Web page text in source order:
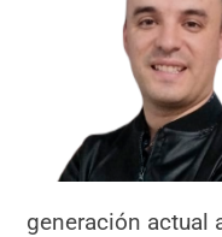
generación actual